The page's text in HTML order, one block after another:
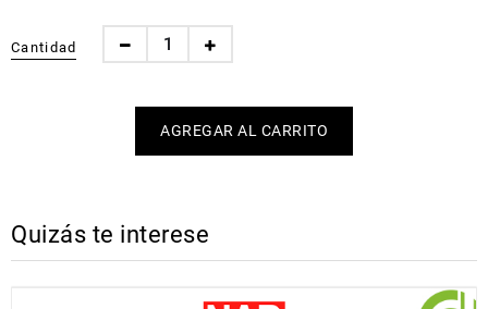
Cantidad
Quizás te interese